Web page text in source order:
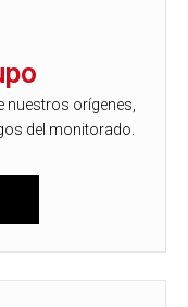
orígenes,
del monitorado.